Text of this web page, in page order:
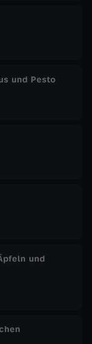
und Pesto
und